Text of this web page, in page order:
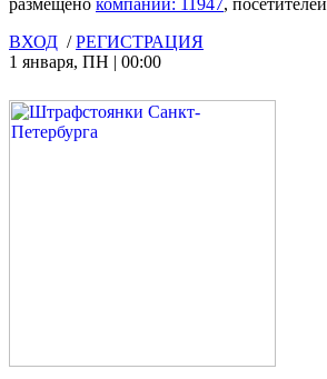
размещено компаний: 11947, посетителей
ВХОД /РЕГИСТРАЦИЯ
1 января, ПН | 00:00